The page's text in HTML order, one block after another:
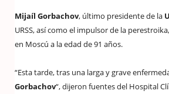
Mijaíl Gorbachov, último presidente de la
URSS, así como el impulsor de la
en Moscú a la edad de 91 años.
“Esta tarde, tras una larga y grave
Gorbachov“, dijeron fuentes del Hospital